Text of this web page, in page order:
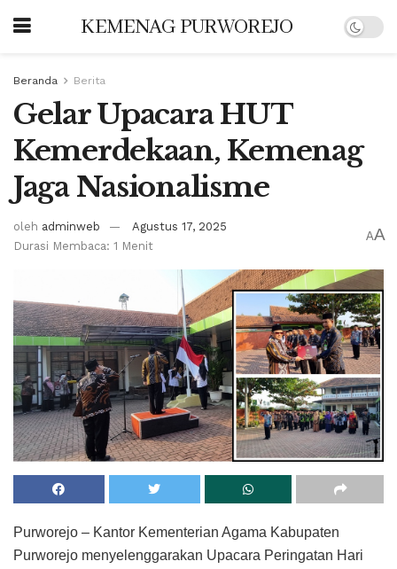
KEMENAG PURWOREJO
Beranda Berita
Gelar Upacara HUT
Kemerdekaan, Kemenag
Jaga Nasionalisme
oleh adminweb
Agustus 17, 2025
Durasi Membaca: 1 Menit
AA
Purworejo – Kantor Kementerian Agama Kabupaten
Purworejo menyelenggarakan Upacara Peringatan Hari